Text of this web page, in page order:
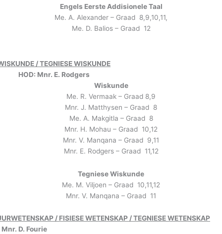
Engels Eerste Addisionele Taal
Me. A. Alexander – Graad 8,9,10,11,
Me. D. Balios – Graad 12
/ TEGNIESE WISKUNDE
HOD: Mnr. E. Rodgers
Wiskunde
Me. R. Vermaak – Graad 8,9
Mnr. J. Matthysen – Graad 8
Me. A. Makgitla – Graad 8
Mnr. H. Mohau – Graad 10,12
Mnr. V. Manqana – Graad 9,11
Mnr. E. Rodgers – Graad 11,12
Tegniese Wiskunde
Me. M. Viljoen – Graad 10,11,12
Mnr. V. Manqana – Graad 11
/ FISIESE WETENSKAP / TEGNIESE WETENSKAP
Mnr. D. Fourie